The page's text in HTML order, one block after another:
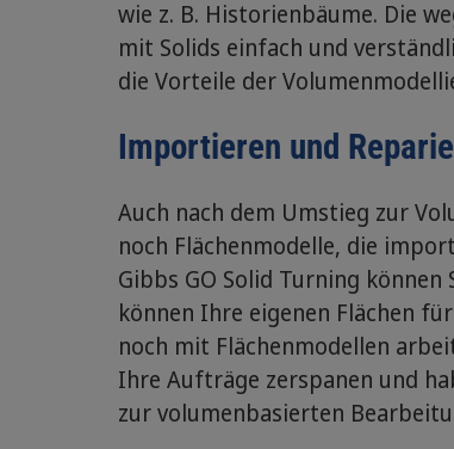
wie z. B. Historienbäume. Die
mit Solids einfach und
die Vorteile der
Importieren und
Auch nach dem Umstieg zur
noch Flächenmodelle, die
Gibbs GO Solid Turning
können Ihre eigenen Flächen
noch mit Flächenmodellen
Ihre Aufträge zerspanen und
zur volumenbasierten